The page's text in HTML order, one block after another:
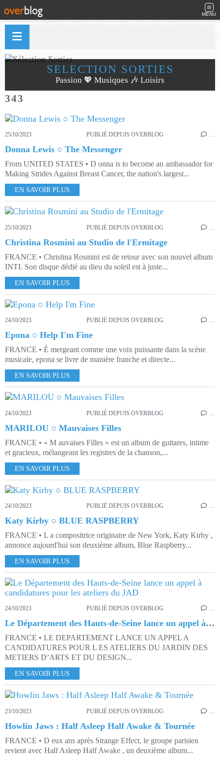
MENU
SÉLECTION SORTIES
Passion 💖 Musiques 🎶 Loisirs
343
25/10/2023 PUBLIÉ DEPUIS OVERBLOG …
Donna Lewis ○ The Messenger
From UNITED STATES • D onna is to become an ambassador for
Making Strides Against Breast Cancer, the nation's largest...
EN SAVOIR PLUS
25/10/2023 PUBLIÉ DEPUIS OVERBLOG
Christina Rosmini au Studio de l'Ermitage
FRANCE • Christina Rosmini est de retour avec son nouvel album
INTI. Son disque dédié au dieu du soleil est à juste...
EN SAVOIR PLUS
24/10/2023 PUBLIÉ DEPUIS OVERBLOG …
Epona ○ Help I'm Fine
FRANCE • É mergeant comme une voix puissante dans la scène
musicale, epona se livre de manière franche et directe...
EN SAVOIR PLUS
24/10/2023 PUBLIÉ DEPUIS OVERBLOG
MARILOU ○ Mauvaises Filles
FRANCE • « M auvaises Filles » est un album de guitares, intime
et gracieux, mélangeant les registres de la chanson,...
EN SAVOIR PLUS
24/10/2023 PUBLIÉ DEPUIS OVERBLOG …
Katy Kirby ○ BLUE RASPBERRY
FRANCE • L a compositrice originaire de New York, Katy Kirby ,
annonce aujourd'hui son deuxième album, Blue Raspberry...
EN SAVOIR PLUS
24/10/2023 PUBLIÉ DEPUIS OVERBLOG …
Le Département des Hauts-de-Seine lance un appel à candidatures pour les ateliers du JAD
FRANCE • LE DEPARTEMENT LANCE UN APPEL A
CANDIDATURES POUR L ES ATELIERS DU JARDIN DES
METIERS D’ARTS ET DU DESIGN...
EN SAVOIR PLUS
23/10/2023 PUBLIÉ DEPUIS OVERBLOG
Howlin Jaws : Half Asleep Half Awake & Tournée
FRANCE • D eux ans après Strange Effect, le groupe parisien
revient avec Half Asleep Half Awake , un deuxième album...